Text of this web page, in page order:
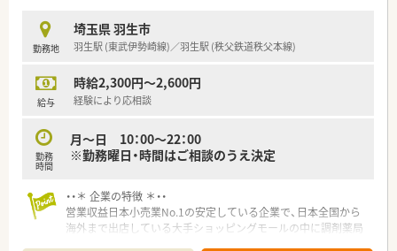
■研修体制も整っています。新人研修・OJT研修・集合研修・幹部
研修など、会社として社員育成にも力を入れています。
■認定薬剤師資格取得のための「e-ラーニング補助」もしていま
■年間休日120日以上でワークライフバランスも整っています。
■勤続5年ごとに公休として「リフレッシュ休暇」が5日間付与さ
■5年に1度の頻度で社員旅行に行っており、社員間の交流を図
るイベントも開催しています。
勤務地
埼玉県 羽生市
羽生駅 (東武伊勢崎線)／羽生駅 (秩父鉄道秩父本線)
給与
時給2,300円～2,600円
経験により応相談
勤務
時間
月～日 10：00～22：00
※勤務曜日・時間はご相談のうえ決定
・・＊ 企業の特徴 ＊・・
営業収益日本小売業No.1の安定している企業で、日本全国から
海外まで出店している大手ショッピングモールの中に調剤薬局